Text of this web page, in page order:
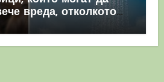
вреда, отколкото